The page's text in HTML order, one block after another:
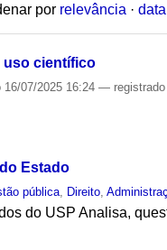
por relevância ·
uso científico
16/07/2025 16:24— registrado
Estado
pública Direito ,
do USP Analisa,